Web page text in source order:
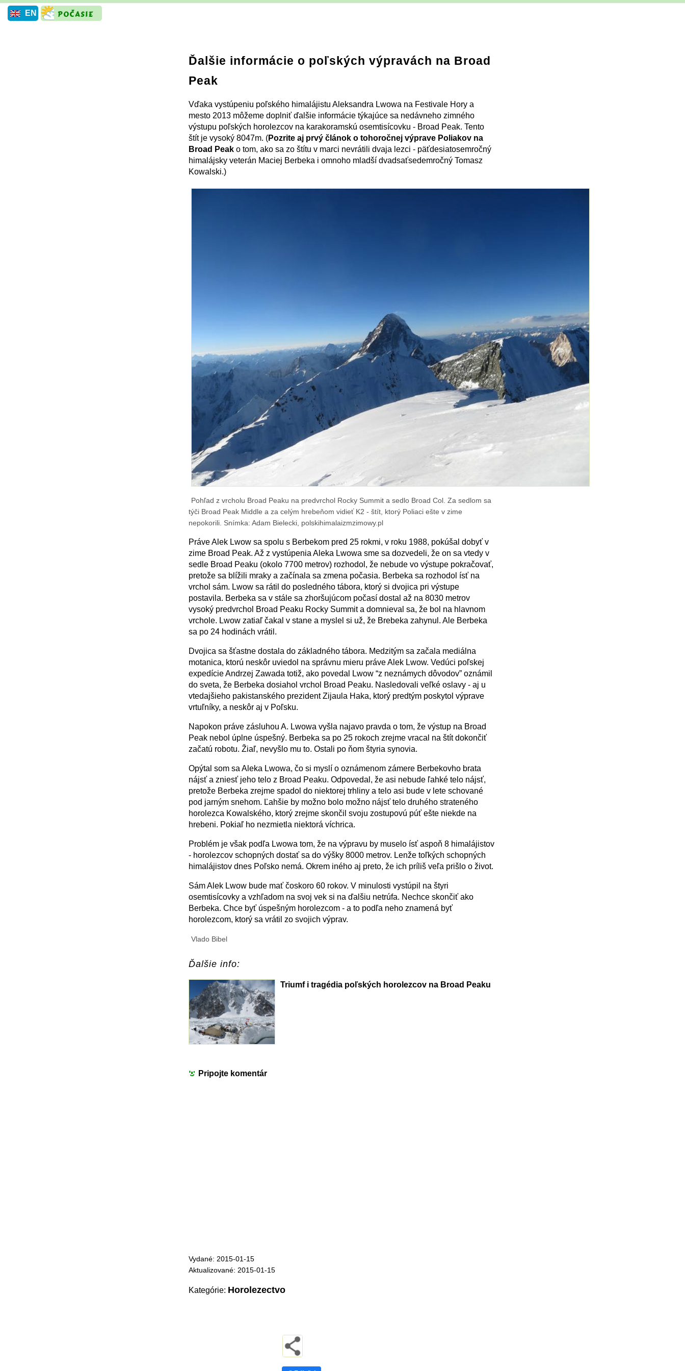
EN
Ďalšie informácie o poľských výpravách na Broad
Peak
Vďaka vystúpeniu poľského himalájistu Aleksandra Lwowa na Festivale Hory a
mesto 2013 môžeme doplniť ďalšie informácie týkajúce sa nedávneho zimného
výstupu poľských horolezcov na karakoramskú osemtisícovku - Broad Peak. Tento
štít je vysoký 8047m. (Pozrite aj prvý článok o tohoročnej výprave Poliakov na
Broad Peako tom, ako sa zo štítu v marci nevrátili dvaja lezci - päťdesiatosemročný
himalájsky veterán Maciej Berbeka i omnoho mladší dvadsaťsedemročný Tomasz
Kowalski.)
Pohľad z vrcholu Broad Peaku na predvrchol Rocky Summit a sedlo Broad Col. Za sedlom sa
týči Broad Peak Middle a za celým hrebeňom vidieť K2 - štít, ktorý Poliaci ešte v zime
nepokorili. Snímka: Adam Bielecki, polskihimalaizmzimowy.pl
Práve Alek Lwow sa spolu s Berbekom pred 25 rokmi, v roku 1988, pokúšal dobyť v
zime Broad Peak. Až z vystúpenia Aleka Lwowa sme sa dozvedeli, že on sa vtedy v
sedle Broad Peaku (okolo 7700 metrov) rozhodol, že nebude vo výstupe pokračovať,
pretože sa blížili mraky a začínala sa zmena počasia. Berbeka sa rozhodol ísť na
vrchol sám. Lwow sa rátil do posledného tábora, ktorý si dvojica pri výstupe
postavila. Berbeka sa v stále sa zhoršujúcom počasí dostal až na 8030 metrov
vysoký predvrchol Broad Peaku Rocky Summit a domnieval sa, že bol na hlavnom
vrchole. Lwow zatiaľ čakal v stane a myslel si už, že Brebeka zahynul. Ale Berbeka
sa po 24 hodinách vrátil.
Dvojica sa šťastne dostala do základného tábora. Medzitým sa začala mediálna
motanica, ktorú neskôr uviedol na správnu mieru práve Alek Lwow. Vedúci poľskej
expedície Andrzej Zawada totiž, ako povedal Lwow “z neznámych dôvodov” oznámil
do sveta, že Berbeka dosiahol vrchol Broad Peaku. Nasledovali veľké oslavy - aj u
vtedajšieho pakistanského prezident Zijaula Haka, ktorý predtým poskytol výprave
vrtuľníky, a neskôr aj v Poľsku.
Napokon práve zásluhou A. Lwowa vyšla najavo pravda o tom, že výstup na Broad
Peak nebol úplne úspešný. Berbeka sa po 25 rokoch zrejme vracal na štít dokončiť
začatú robotu. Žiaľ, nevyšlo mu to. Ostali po ňom štyria synovia.
Opýtal som sa Aleka Lwowa, čo si myslí o oznámenom zámere Berbekovho brata
nájsť a zniesť jeho telo z Broad Peaku. Odpovedal, že asi nebude ľahké telo nájsť,
pretože Berbeka zrejme spadol do niektorej trhliny a telo asi bude v lete schované
pod jarným snehom. Ľahšie by možno bolo možno nájsť telo druhého strateného
horolezca Kowalského, ktorý zrejme skončil svoju zostupovú púť ešte niekde na
hrebeni. Pokiaľ ho nezmietla niektorá víchrica.
Problém je však podľa Lwowa tom, že na výpravu by muselo ísť aspoň 8 himalájistov
- horolezcov schopných dostať sa do výšky 8000 metrov. Lenže toľkých schopných
himalájistov dnes Poľsko nemá. Okrem iného aj preto, že ich príliš veľa prišlo o život.
Sám Alek Lwow bude mať čoskoro 60 rokov. V minulosti vystúpil na štyri
osemtisícovky a vzhľadom na svoj vek si na ďalšiu netrúfa. Nechce skončiť ako
Berbeka. Chce byť úspešným horolezcom - a to podľa neho znamená byť
horolezcom, ktorý sa vrátil zo svojich výprav.
Vlado Bibel
Ďalšie info:
Triumf i tragédia poľských horolezcov na Broad Peaku
Pripojte komentár
Vydané: 2015-01-15
Aktualizované: 2015-01-15
Kategórie: Horolezectvo